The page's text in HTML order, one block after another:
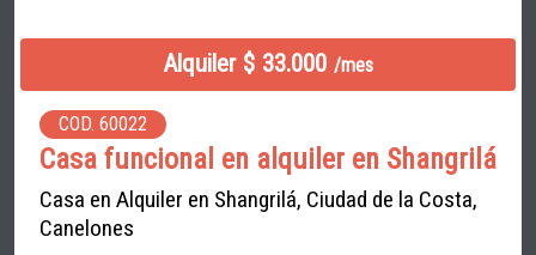
Alquiler $ 33.000 /mes
COD. 60022
Casa funcional en alquiler en Shangrilá
Casa en Alquiler en Shangrilá, Ciudad de la Costa,
Canelones